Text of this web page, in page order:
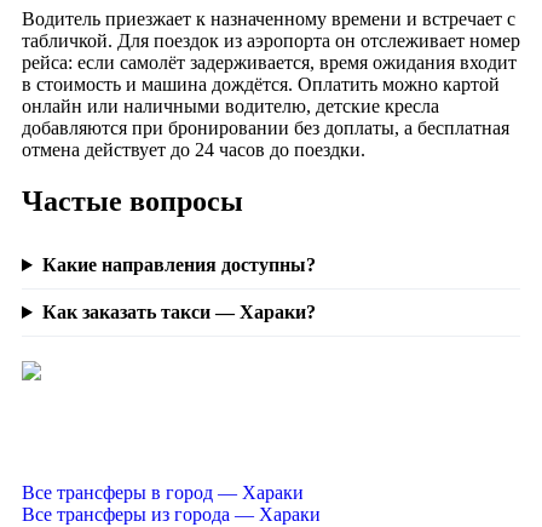
Водитель приезжает к назначенному времени и встречает с
табличкой. Для поездок из аэропорта он отслеживает номер
рейса: если самолёт задерживается, время ожидания входит
в стоимость и машина дождётся. Оплатить можно картой
онлайн или наличными водителю, детские кресла
добавляются при бронировании без доплаты, а бесплатная
отмена действует до 24 часов до поездки.
Частые вопросы
Какие направления доступны?
Как заказать такси — Хараки?
Все трансферы в город — Хараки
Все трансферы из города — Хараки